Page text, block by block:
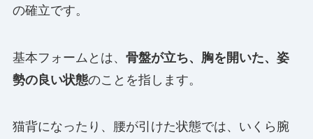
の確立です。
基本フォームとは、 骨盤が立ち、胸を開いた、姿
勢の良い状態のことを指します。
猫背になったり、腰が引けた状態では、いくら腕